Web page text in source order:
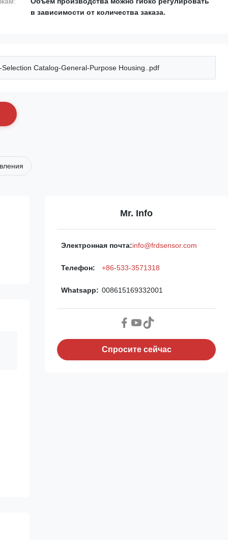
в зависимости от количества заказа.
Selection Catalog-General-Purpose Housing..pdf
Mr. Info
Электронная почта:info@frdsensor.com
Телефон: +86-533-3571318
Whatsapp: 008615169332001
Спросите сейчас